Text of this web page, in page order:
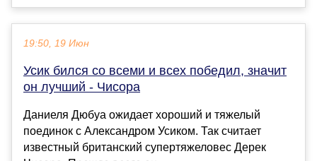
19:50, 19 Июн
Усик бился со всеми и всех победил, значит
он лучший - Чисора
Даниеля Дюбуа ожидает хороший и тяжелый
поединок с Александром Усиком. Так считает
известный британский супертяжеловес Дерек